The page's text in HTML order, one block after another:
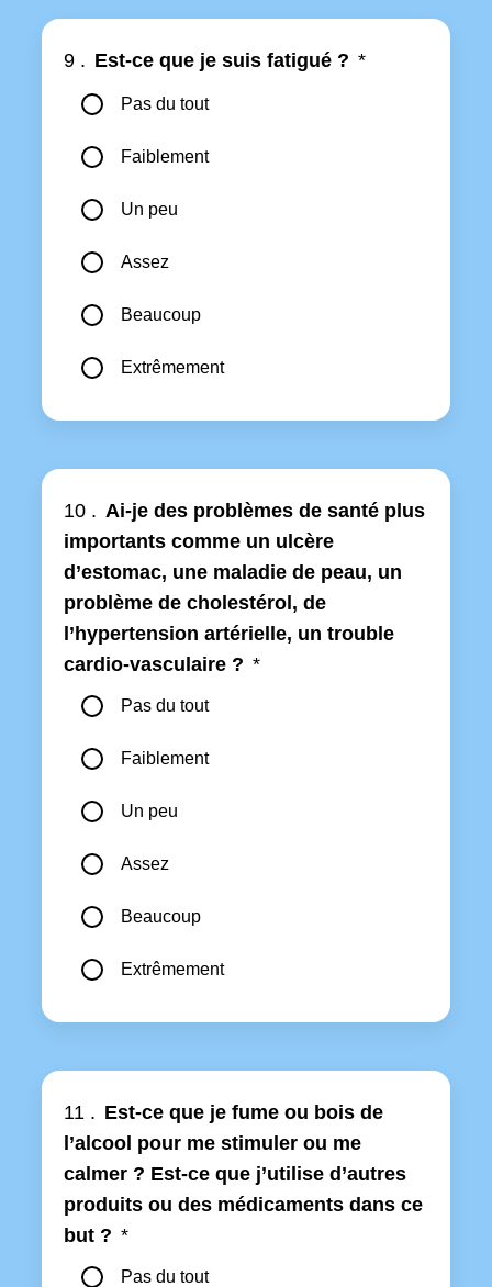
9 . Est-ce que je suis fatigué ? *
Pas du tout
Faiblement
Un peu
Assez
Beaucoup
Extrêmement
10 . Ai-je des problèmes de santé plus
importants comme un ulcère
d’estomac, une maladie de peau, un
problème de cholestérol, de
l’hypertension artérielle, un trouble
cardio-vasculaire ? *
Pas du tout
Faiblement
Un peu
Assez
Beaucoup
Extrêmement
11 . Est-ce que je fume ou bois de
l’alcool pour me stimuler ou me
calmer ? Est-ce que j’utilise d’autres
produits ou des médicaments dans ce
but ? *
Pas du tout